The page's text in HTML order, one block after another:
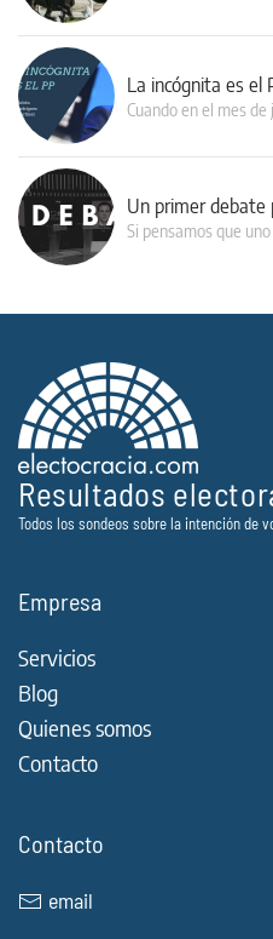
La incógnita es el
Cuando en el mes
Un primer debate
Si pensamos que
Resultados
Todos los sondeos sobre la intención de
Empresa
Servicios
Blog
Quienes somos
Contacto
Contacto
email